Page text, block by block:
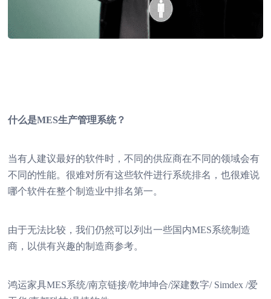
什么是MES生产管理系统？
当有人建议最好的软件时，不同的供应商在不同的领域会有
不同的性能。很难对所有这些软件进行系统排名，也很难说
哪个软件在整个制造业中排名第一。
由于无法比较，我们仍然可以列出一些国内MES系统制造
商，以供有兴趣的制造商参考。
鸿运家具MES系统/南京链接/乾坤坤合/深建数字/ Simdex /爱